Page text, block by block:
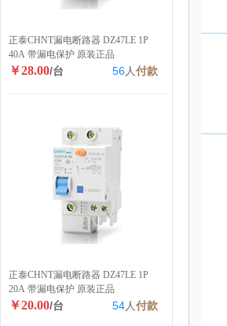
正泰CHNT漏电断路器 DZ47LE 1P
40A 带漏电保护 原装正品
￥28.00/台 56人付款
正泰CHNT漏电断路器 DZ47LE 1P
20A 带漏电保护 原装正品
￥20.00/台 54人付款